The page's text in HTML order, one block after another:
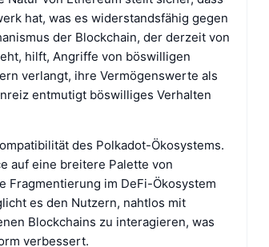
hat, was es widerstandsfähig gegen
der Blockchain, der derzeit von
hilft, Angriffe von böswilligen
verlangt, ihre Vermögenswerte als
entmutigt böswilliges Verhalten
des Polkadot-Ökosystems.
auf eine breitere Palette von
Fragmentierung im DeFi-Ökosystem
es den Nutzern, nahtlos mit
Blockchains zu interagieren, was
verbessert.